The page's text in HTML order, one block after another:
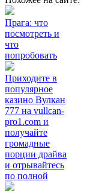
Прага: что
посмотреть и
что
попробовать
Приходите в
популярное
казино Вулкан
777 на vullcan-
pro1.com и
получайте
громадные
порции драйва
и отрывайтесь
по полной